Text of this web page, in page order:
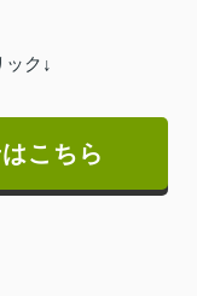
ク↓
こちら